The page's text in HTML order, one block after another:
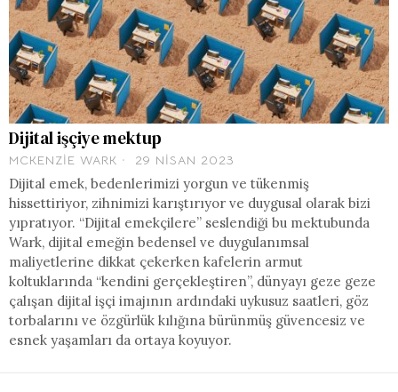
Dijital işçiye mektup
MCKENZIE WARK 29 NISAN 2023
Dijital emek, bedenlerimizi yorgun ve tükenmiş
hissettiriyor, zihnimizi karıştırıyor ve duygusal olarak bizi
yıpratıyor. “Dijital emekçilere” seslendiği bu mektubunda
Wark, dijital emeğin bedensel ve duygulanımsal
maliyetlerine dikkat çekerken kafelerin armut
koltuklarında “kendini gerçekleştiren”, dünyayı geze geze
çalışan dijital işçi imajının ardındaki uykusuz saatleri, göz
torbalarını ve özgürlük kılığına bürünmüş güvencesiz ve
esnek yaşamları da ortaya koyuyor.